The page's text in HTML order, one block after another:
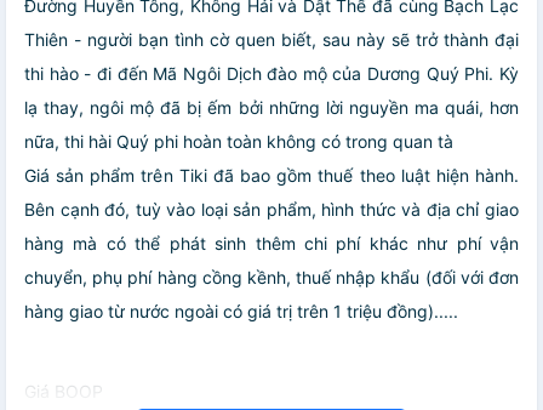
Đường Huyền Tông, Không Hải và Dật Thế đã cùng Bạch Lạc
Thiên - người bạn tình cờ quen biết, sau này sẽ trở thành đại
thi hào - đi đến Mã Ngôi Dịch đào mộ của Dương Quý Phi. Kỳ
lạ thay, ngôi mộ đã bị ếm bởi những lời nguyền ma quái, hơn
nữa, thi hài Quý phi hoàn toàn không có trong quan tà
Giá sản phẩm trên Tiki đã bao gồm thuế theo luật hiện hành.
Bên cạnh đó, tuỳ vào loại sản phẩm, hình thức và địa chỉ giao
hàng mà có thể phát sinh thêm chi phí khác như phí vận
chuyển, phụ phí hàng cồng kềnh, thuế nhập khẩu (đối với đơn
hàng giao từ nước ngoài có giá trị trên 1 triệu đồng).....
Giá BOOP